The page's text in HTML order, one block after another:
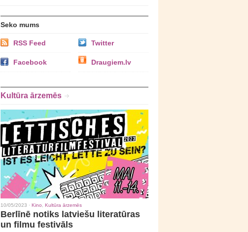
Seko mums
RSS Feed Twitter
Facebook Draugiem.lv
Kultūra ārzemēs
10/05/2023 · Kino Kultūra ārzemēs
Berlīnē notiks latviešu literatūras
un filmu festivāls